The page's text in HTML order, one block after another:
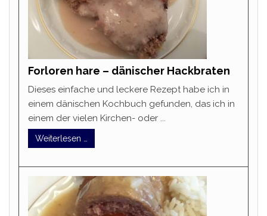
Forloren hare – dänischer Hackbraten
Dieses einfache und leckere Rezept habe ich in
einem dänischen Kochbuch gefunden, das ich in
einem der vielen Kirchen- oder ...
Weiterlesen …